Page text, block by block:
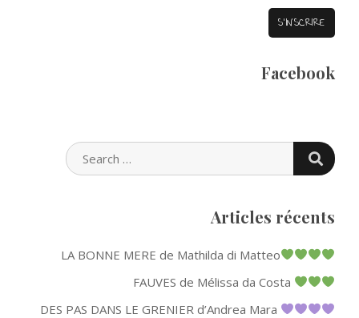
Facebook
SEARCH
FOR:
Articles récents
LA BONNE MERE de Mathilda di Matteo
FAUVES de Mélissa da Costa
DES PAS DANS LE GRENIER d’Andrea Mara